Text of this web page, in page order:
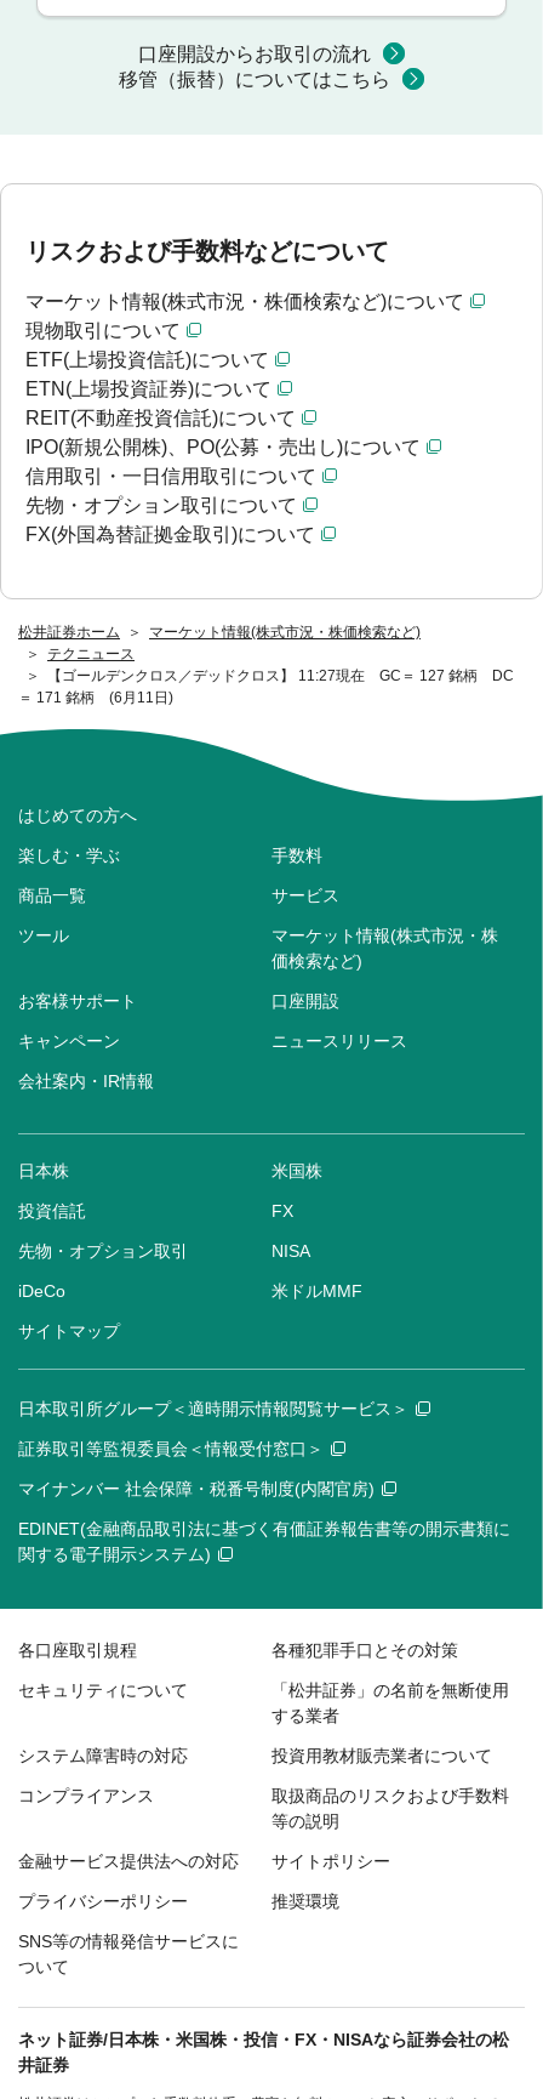
松井証券ホーム
マーケット情報(株式市況・株価検索など)
テクニュース
【ゴールデンクロス／デッドクロス】 11:27現在 GC＝ 127 銘柄 DC
＝ 171 銘柄 (6月11日)
口座開設からお取引の流れ
移管（振替）についてはこちら
リスクおよび手数料などについて
マーケット情報(株式市況・株価検索など)について
現物取引について
ETF(上場投資信託)について
ETN(上場投資証券)について
REIT(不動産投資信託)について
IPO(新規公開株)、PO(公募・売出し)について
信用取引・一日信用取引について
先物・オプション取引について
FX(外国為替証拠金取引)について
はじめての方へ
楽しむ・学ぶ 手数料
商品一覧 サービス
ツール
マーケット情報(株式市況・株
価検索など)
お客様サポート 口座開設
キャンペーン ニュースリリース
会社案内・IR情報
日本株 米国株
投資信託 FX
先物・オプション取引 NISA
iDeCo 米ドルMMF
サイトマップ
日本取引所グループ＜適時開示情報閲覧サービス＞
証券取引等監視委員会＜情報受付窓口＞
マイナンバー 社会保障・税番号制度(内閣官房)
EDINET(金融商品取引法に基づく有価証券報告書等の開示書類に
関する電子開示システム)
各口座取引規程 各種犯罪手口とその対策
セキュリティについて
「松井証券」の名前を無断使用
する業者
システム障害時の対応 投資用教材販売業者について
コンプライアンス
取扱商品のリスクおよび手数料
等の説明
金融サービス提供法への対応 サイトポリシー
プライバシーポリシー 推奨環境
SNS等の情報発信サービスに
ついて
ネット証券/日本株・米国株・投信・FX・NISAなら証券会社の松
井証券